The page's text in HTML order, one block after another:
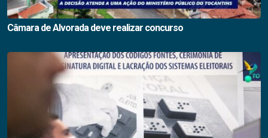
Câmara de Alvorada deve realizar concurso